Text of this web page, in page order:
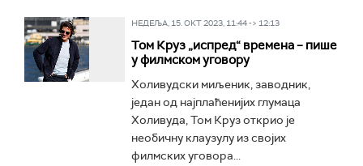
НЕДЕЉА, 15. ОКТ 2023, 11:44 -> 12:13
Том Круз „испред“ времена – пише
у филмском уговору
Холивудски миљеник, заводник,
један од најплаћенијих глумаца
Холивуда, Том Круз открио је
необичну клаузулу из својих
филмских уговора...